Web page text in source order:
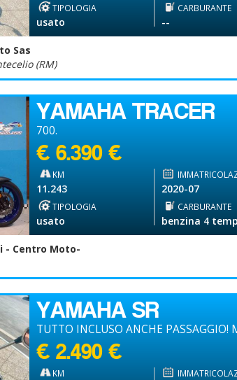
TIPOLOGIA
usato
CARBURANTE
--
Sas
(RM)
YAMAHA TRACER
700.
€ 6.390 €
KM
11.243 2020-07
TIPOLOGIA
usato
CARBURANTE
benzina 4
- Centro Moto-
YAMAHA SR
TUTTO INCLUSO ANCHE PASSAGGIO!
€ 2.490 €
KM